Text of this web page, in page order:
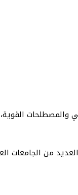
والمصطلحات
من الجامعات